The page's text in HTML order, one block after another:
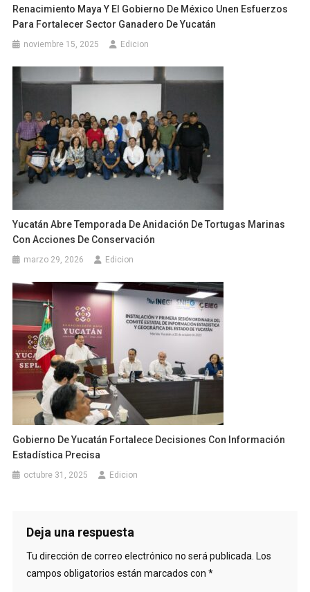
Renacimiento Maya Y El Gobierno De México Unen Esfuerzos
Para Fortalecer Sector Ganadero De Yucatán
noviembre 15, 2025 Edicion
Yucatán Abre Temporada De Anidación De Tortugas Marinas
Con Acciones De Conservación
marzo 29, 2026 Edicion
Gobierno De Yucatán Fortalece Decisiones Con Información
Estadística Precisa
octubre 31, 2025 Edicion
Deja una respuesta
Tu dirección de correo electrónico no será publicada. Los
campos obligatorios están marcados con *